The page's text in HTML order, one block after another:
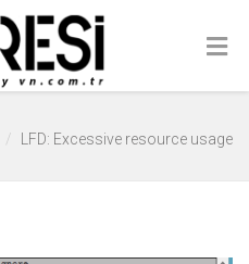
LFD: Excessive resource usage